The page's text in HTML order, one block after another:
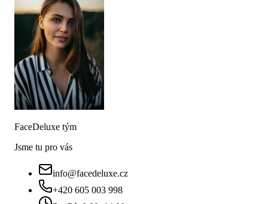
FaceDeluxe tým
Jsme tu pro vás
info@facedeluxe.cz
+420 605 003 998